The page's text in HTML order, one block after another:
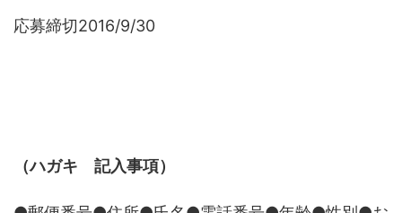
応募締切2016/9/30
（ハガキ 記入事項）